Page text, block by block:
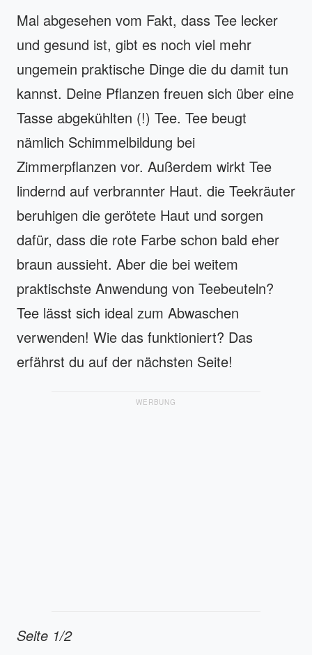
Mal abgesehen vom Fakt, dass Tee lecker
und gesund ist, gibt es noch viel mehr
ungemein praktische Dinge die du damit tun
kannst. Deine Pflanzen freuen sich über eine
Tasse abgekühlten (!) Tee. Tee beugt
nämlich Schimmelbildung bei
Zimmerpflanzen vor. Außerdem wirkt Tee
lindernd auf verbrannter Haut. die Teekräuter
beruhigen die gerötete Haut und sorgen
dafür, dass die rote Farbe schon bald eher
braun aussieht. Aber die bei weitem
praktischste Anwendung von Teebeuteln?
Tee lässt sich ideal zum Abwaschen
verwenden! Wie das funktioniert? Das
erfährst du auf der nächsten Seite!
WERBUNG
Seite 1/2